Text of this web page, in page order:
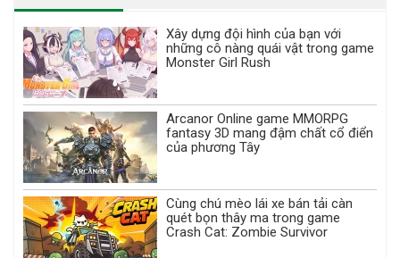
Xây dựng đội hình của bạn với
những cô nàng quái vật trong game
Monster Girl Rush
Arcanor Online game MMORPG
fantasy 3D mang đậm chất cổ điển
của phương Tây
Cùng chú mèo lái xe bán tải càn
quét bọn thây ma trong game
Crash Cat: Zombie Survivor